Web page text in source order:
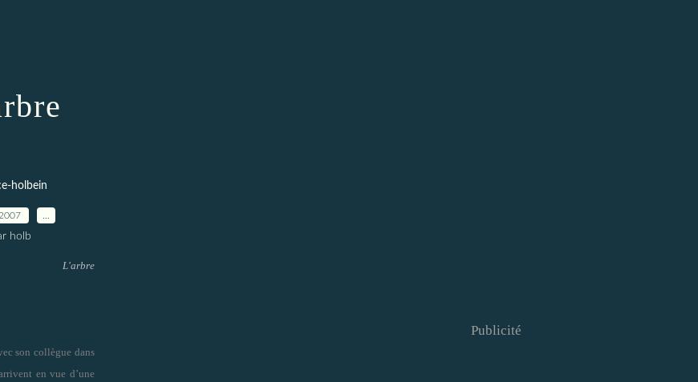
holbein
holb
L'arbre
son collègue dans
en vue d’une
Publicité